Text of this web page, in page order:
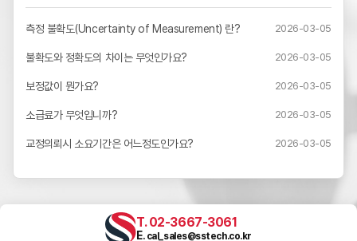
T. 02-3667-3061
E. cal_sales@sstech.co.kr
측정 불확도(Uncertainty of Measurement) 란? 2026-03-05
불확도와 정확도의 차이는 무엇인가요? 2026-03-05
보정값이 뭔가요? 2026-03-05
소급료가 무엇입니까? 2026-03-05
교정의뢰시 소요기간은 어느정도인가요? 2026-03-05